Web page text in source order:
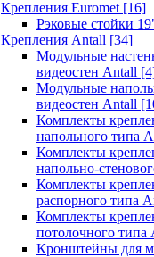
Крепления Euromet [16]
Рэковые стойки
Крепления Antall [34]
Модульные
видеостен Antall
Модульные
видеостен Antall
Комплекты
напольного типа
Комплекты
напольно-
Комплекты
распорного типа
Комплекты
потолочного типа
Кронштейны для